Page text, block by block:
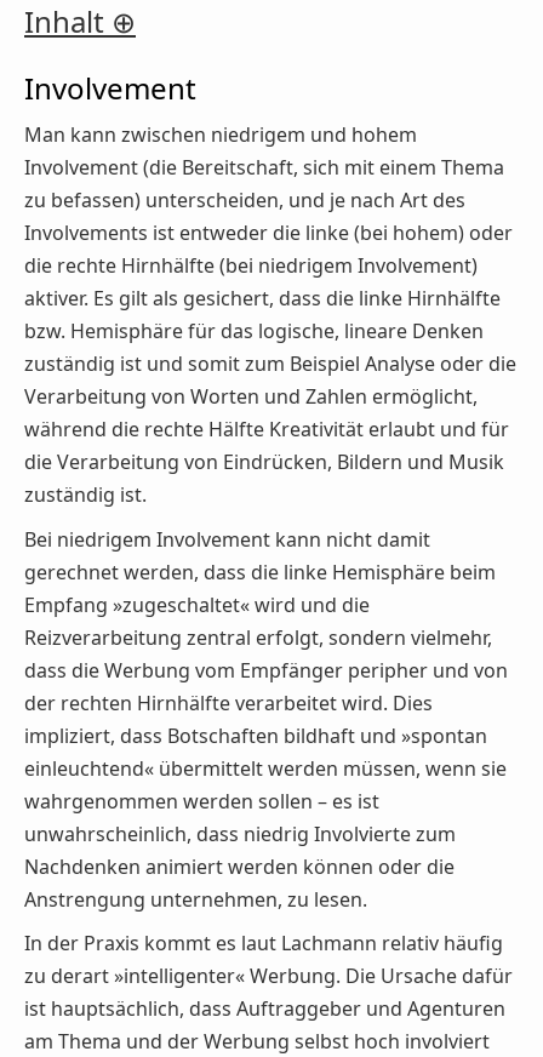
Inhalt
Involvement
Man kann zwischen niedrigem und hohem
Involvement (die Bereitschaft, sich mit einem Thema
zu befassen) unterscheiden, und je nach Art des
Involvements ist entweder die linke (bei hohem) oder
die rechte Hirnhälfte (bei niedrigem Involvement)
aktiver. Es gilt als gesichert, dass die linke Hirnhälfte
bzw. Hemisphäre für das logische, lineare Denken
zuständig ist und somit zum Beispiel Analyse oder die
Verarbeitung von Worten und Zahlen ermöglicht,
während die rechte Hälfte Kreativität erlaubt und für
die Verarbeitung von Eindrücken, Bildern und Musik
zuständig ist.
Bei niedrigem Involvement kann nicht damit
gerechnet werden, dass die linke Hemisphäre beim
Empfang »zugeschaltet« wird und die
Reizverarbeitung zentral erfolgt, sondern vielmehr,
dass die Werbung vom Empfänger peripher und von
der rechten Hirnhälfte verarbeitet wird. Dies
impliziert, dass Botschaften bildhaft und »spontan
einleuchtend« übermittelt werden müssen, wenn sie
wahrgenommen werden sollen – es ist
unwahrscheinlich, dass niedrig Involvierte zum
Nachdenken animiert werden können oder die
Anstrengung unternehmen, zu lesen.
In der Praxis kommt es laut Lachmann relativ häufig
zu derart »intelligenter« Werbung. Die Ursache dafür
ist hauptsächlich, dass Auftraggeber und Agenturen
am Thema und der Werbung selbst hoch involviert